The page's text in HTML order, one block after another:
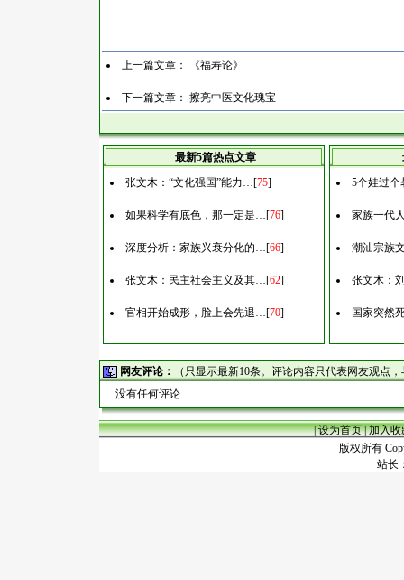
上一篇文章： 《福寿论》
下一篇文章： 擦亮中医文化瑰宝
最新5篇热点文章
张文木：“文化强国”能力…[75]
如果科学有底色，那一定是…[76]
深度分析：家族兴衰分化的…[66]
张文木：民主社会主义及其…[62]
官相开始成形，脸上会先退…[70]
5个娃过
家族一代
潮汕宗族
张文木：
国家突然
网友评论：
（只显示最新10条。评论内容只代表网友观点
没有任何评论
|设为首页|加入收
版权所有
站长